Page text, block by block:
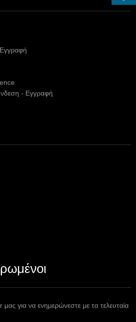
- Εγγραφή
για να ενημερώνεστε με τα τελευταία